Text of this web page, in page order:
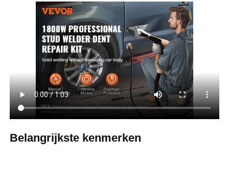
Nominaal
vermogen
1800 W
Lasmethode
handmatig/automatisch
lassen
Lasmaterialen
koolstofstaal, roestvrij staal,
ijzer
Nettogewicht 19,6 kg
Productafmetinge
12,2 x 10,8 x 9,6 inch / 310 x
Belangrijkste kenmerken